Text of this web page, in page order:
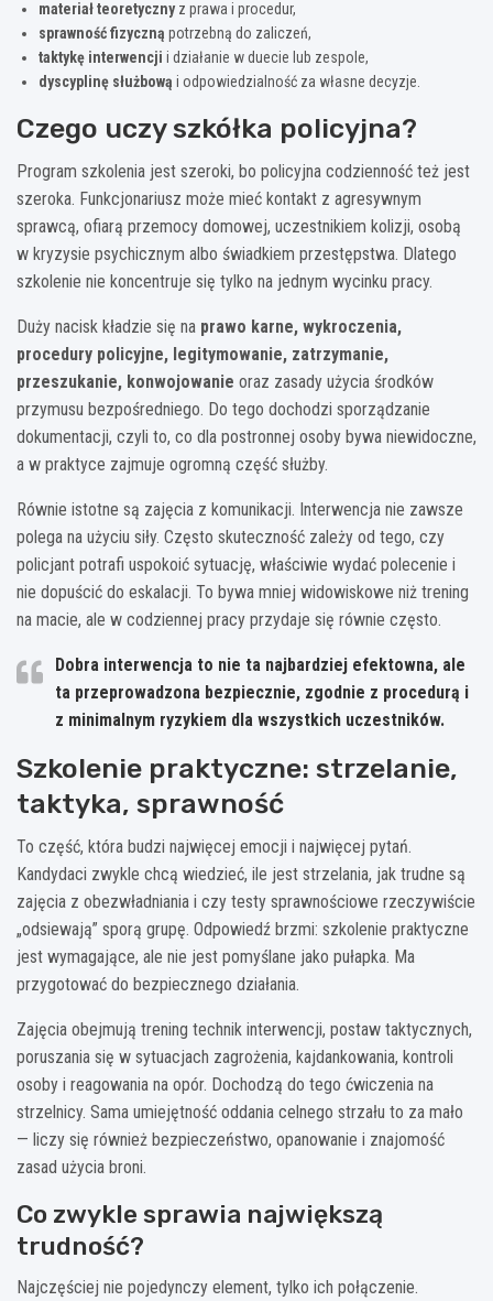
materiał teoretycznyz prawa i procedur,
sprawność fizyczną potrzebną do zaliczeń,
taktykę interwencji i działanie w duecie lub zespole,
dyscyplinę służbową i odpowiedzialność za własne decyzje.
Czego uczy szkółka policyjna?
Program szkolenia jest szeroki, bo policyjna codzienność też jest
szeroka. Funkcjonariusz może mieć kontakt z agresywnym
sprawcą, ofiarą przemocy domowej, uczestnikiem kolizji, osobą
w kryzysie psychicznym albo świadkiem przestępstwa. Dlatego
szkolenie nie koncentruje się tylko na jednym wycinku pracy.
Duży nacisk kładzie się na prawo karne, wykroczenia,
procedury policyjne, legitymowanie, zatrzymanie,
przeszukanie, konwojowanie oraz zasady użycia środków
przymusu bezpośredniego. Do tego dochodzi sporządzanie
dokumentacji, czyli to, co dla postronnej osoby bywa niewidoczne,
a w praktyce zajmuje ogromną część służby.
Równie istotne są zajęcia z komunikacji. Interwencja nie zawsze
polega na użyciu siły. Często skuteczność zależy od tego, czy
policjant potrafi uspokoić sytuację, właściwie wydać polecenie i
nie dopuścić do eskalacji. To bywa mniej widowiskowe niż trening
na macie, ale w codziennej pracy przydaje się równie często.
Dobra interwencja to nie ta najbardziej efektowna, ale
ta przeprowadzona bezpiecznie, zgodnie z procedurą i
z minimalnym ryzykiem dla wszystkich uczestników.
Szkolenie praktyczne: strzelanie,
taktyka, sprawność
To część, która budzi najwięcej emocji i najwięcej pytań.
Kandydaci zwykle chcą wiedzieć, ile jest strzelania, jak trudne są
zajęcia z obezwładniania i czy testy sprawnościowe rzeczywiście
„odsiewają” sporą grupę. Odpowiedź brzmi: szkolenie praktyczne
jest wymagające, ale nie jest pomyślane jako pułapka. Ma
przygotować do bezpiecznego działania.
Zajęcia obejmują trening technik interwencji, postaw taktycznych,
poruszania się w sytuacjach zagrożenia, kajdankowania, kontroli
osoby i reagowania na opór. Dochodzą do tego ćwiczenia na
strzelnicy. Sama umiejętność oddania celnego strzału to za mało
— liczy się również bezpieczeństwo, opanowanie i znajomość
zasad użycia broni.
Co zwykle sprawia największą
trudność?
Najczęściej nie pojedynczy element, tylko ich połączenie.